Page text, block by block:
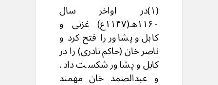
(۱)در اواخر سال
۱۱۶۰هـ(۱۱۴۷ع) غزنی و
کابل و پشاور را فتح کرد و
ناصر خان (حاکم نادری) را در
کابل و پشاور شکست داد.
و عبدالصمد خان مهمند